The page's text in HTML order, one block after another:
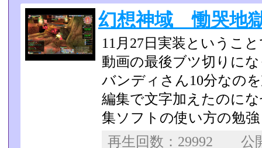
幻想神域 慟哭地
11月27日実装というこ
動画の最後ブツ切りに
バンディさん10分なの
編集で文字加えたのに
集ソフトの使い方の勉
再生回数：29992